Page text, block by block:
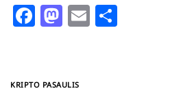
Facebook
Mastodon
Email
KRIPTO PASAULIS